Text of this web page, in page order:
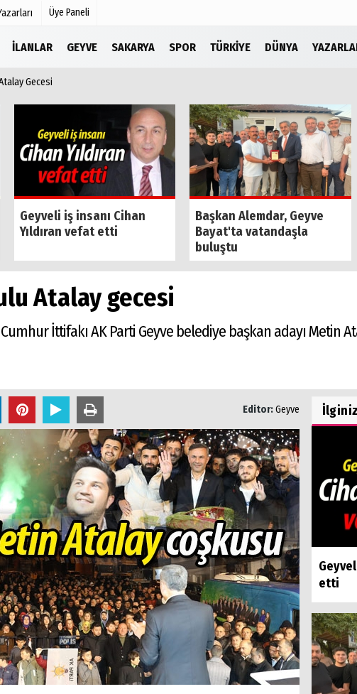
Üye Paneli
İLANLAR GEYVE SAKARYA SPOR TÜRKIYE DÜNYA
Video Galeri
Foto Galeri
Etkinlikler
Gecesi
Geyveli iş insanı Cihan
Yıldıran vefat etti
Başkan Alemdar, Geyve
Bayat'ta vatandaşla
buluştu
Atalay gecesi
İttifakı AK Parti Geyve belediye başkan adayı Metin
Editor:Geyve
etti